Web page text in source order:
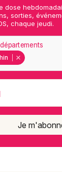
dose
sorties,
chaque jeudi.
Je